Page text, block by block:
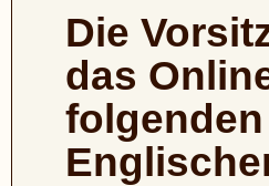
Die
das